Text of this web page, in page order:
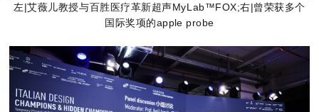
左|艾薇儿教授与百胜医疗革新超声MyLab™FOX;右|曾荣获多个
国际奖项的apple probe